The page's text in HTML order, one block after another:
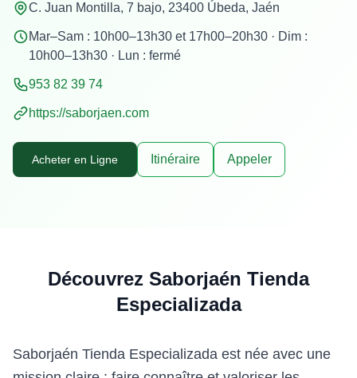
C. Juan Montilla, 7 bajo, 23400 Úbeda, Jaén
Mar–Sam : 10h00–13h30 et 17h00–20h30 · Dim :
10h00–13h30 · Lun : fermé
953 82 39 74
https://saborjaen.com
Acheter en Ligne Itinéraire Appeler
Découvrez Saborjaén Tienda
Especializada
Saborjaén Tienda Especializada est née avec une